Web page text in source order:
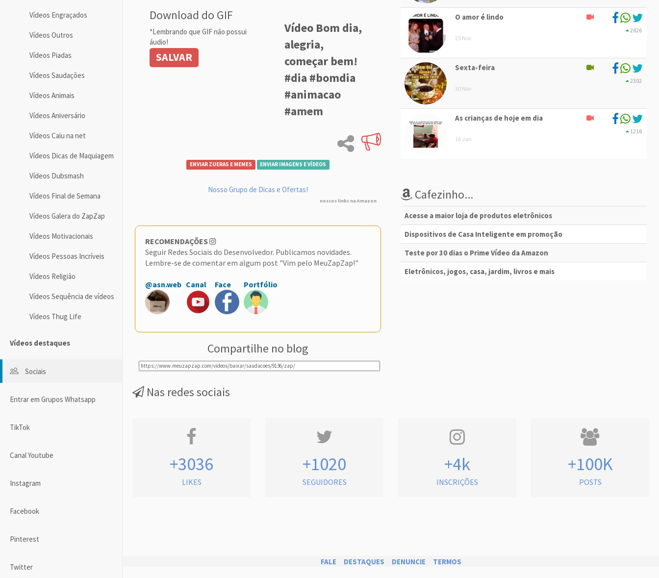
Vídeos Engraçados
Vídeos Outros
Vídeos Piadas
Vídeos Saudações
Vídeos Animais
Vídeos Aniversário
Vídeos Caiu na net
Vídeos Dicas de Maquiagem
Vídeos Dubsmash
Vídeos Final de Semana
Vídeos Galera do ZapZap
Vídeos Motivacionais
Vídeos Pessoas Incríveis
Vídeos Religião
Vídeos Sequência de vídeos
Vídeos Thug Life
Vídeos destaques
Sociais
Entrar em Grupos Whatsapp
TikTok
Canal Youtube
Instagram
Facebook
Pinterest
Twitter
Download do GIF
*Lembrando que GIF não possui
áudio!
SALVAR
Vídeo Bom dia,
alegria,
começar bem!
#dia #bomdia
#animacao
#amem
ENVIAR ZUERAS E MEMES ENVIAR IMAGENS E VÍDEOS
Nosso Grupo de Dicas e Ofertas!
nossos links na Amazon
RECOMENDAÇÕES
Seguir Redes Sociais do Desenvolvedor. Publicamos novidades.
Lembre-se de comentar em algum post "Vim pelo MeuZapZap!"
@asn.web Canal Face Portfólio
Compartilhe no blog
O amor é lindo
25 Nov
2826
Sexta-feira
30 Nov
2302
As crianças de hoje em dia
16 Jan
1218
Cafezinho...
Acesse a maior loja de produtos eletrônicos
Dispositivos de Casa Inteligente em promoção
Teste por 30 dias o Prime Vídeo da Amazon
Eletrônicos, jogos, casa, jardim, livros e mais
Nas redes sociais
+3036
LIKES
+1020
SEGUIDORES
+4k
INSCRIÇÕES
+100K
POSTS
FALE DESTAQUES DENUNCIE TERMOS